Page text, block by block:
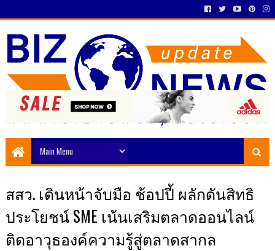
สสว. เดินหน้าจับมือ ช้อปปี้ ผลักดันสิทธิ
ประโยชน์ SME เน้นเสริมตลาดออนไลน์
ติดอาวุธองค์ความรู้สู่ตลาดสากล